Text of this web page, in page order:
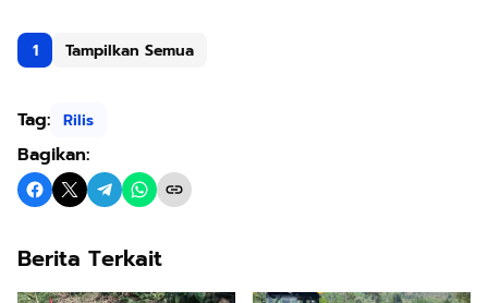
1 Tampilkan Semua
Tag: Rilis
Bagikan:
Berita Terkait